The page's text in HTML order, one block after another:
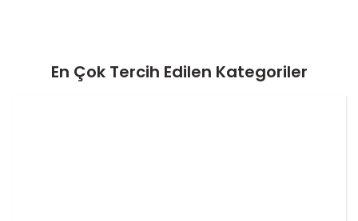
En Çok Tercih Edilen Kategoriler